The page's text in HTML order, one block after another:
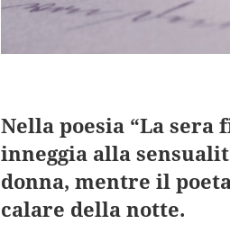
Nella poesia “La sera
inneggia alla
donna, mentre il
calare della notte.